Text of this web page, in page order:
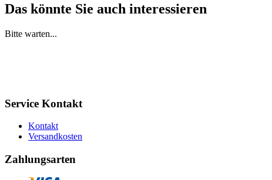
Das könnte Sie auch interessieren
Bitte warten...
Service Kontakt
Kontakt
Versandkosten
Zahlungsarten